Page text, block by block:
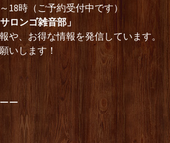
18時（ご予約受付中です）
ロンゴ雑音部」
や、お得な情報を発信しています。
いします！
ー